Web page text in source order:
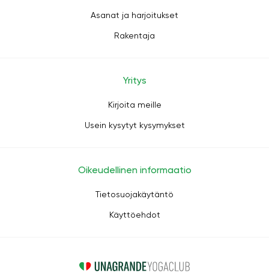
Asanat ja harjoitukset
Rakentaja
Yritys
Kirjoita meille
Usein kysytyt kysymykset
Oikeudellinen informaatio
Tietosuojakäytäntö
Käyttöehdot